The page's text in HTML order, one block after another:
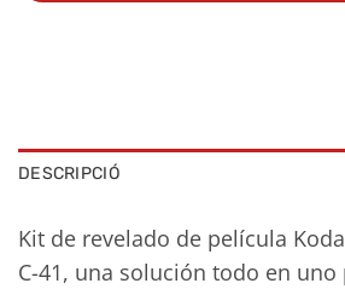
DESCRIPCIÓ
Kit de revelado de película
C-41, una solución todo en uno